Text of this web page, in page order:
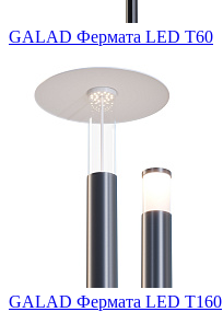
GALAD Фермата LED Т60
GALAD Фермата LED Т160